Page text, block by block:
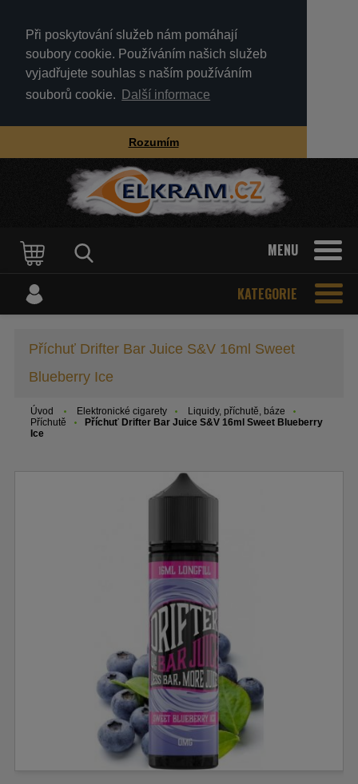
Při poskytování služeb nám pomáhají
soubory cookie. Používáním našich služeb
vyjadřujete souhlas s naším používáním
souborů cookie.
Další informace
Rozumím
MENU
KATEGORIE
Příchuť Drifter Bar Juice S&V 16ml Sweet
Blueberry Ice
Úvod Elektronické cigarety
Liquidy, příchutě, báze
Příchutě
Příchuť Drifter Bar Juice S&V 16ml Sweet Blueberry
Ice